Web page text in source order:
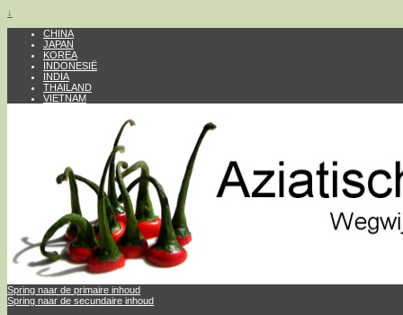
↓
CHINA
JAPAN
KOREA
INDONESIË
INDIA
THAILAND
VIETNAM
Spring naar de primaire inhoud
Spring naar de secundaire inhoud